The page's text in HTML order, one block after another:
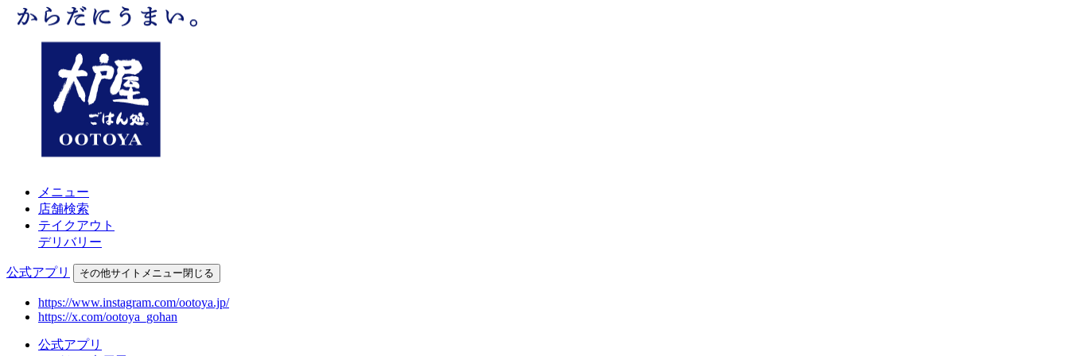
メニュー
店舗検索
テイクアウト
デリバリー
公式アプリ その他サイトメニュー閉じる
https://www.instagram.com/ootoya.jp/
https://x.com/ootoya_gohan
公式アプリ